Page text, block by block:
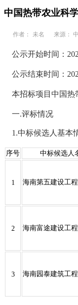
中国热带农业科
作者： 未名 来源：
公示开始时间：
公示结束时间：
本招标项目中国热
一.评标情况
1.中标候选人基本
序号 中标候选人
1 海南第五建设工
2 海南富途建设工
3 海南园泰建筑工